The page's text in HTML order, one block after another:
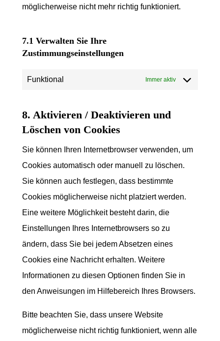
möglicherweise nicht mehr richtig funktioniert.
7.1 Verwalten Sie Ihre
Zustimmungseinstellungen
Funktional Immer aktiv
8. Aktivieren / Deaktivieren und
Löschen von Cookies
Sie können Ihren Internetbrowser verwenden, um
Cookies automatisch oder manuell zu löschen.
Sie können auch festlegen, dass bestimmte
Cookies möglicherweise nicht platziert werden.
Eine weitere Möglichkeit besteht darin, die
Einstellungen Ihres Internetbrowsers so zu
ändern, dass Sie bei jedem Absetzen eines
Cookies eine Nachricht erhalten. Weitere
Informationen zu diesen Optionen finden Sie in
den Anweisungen im Hilfebereich Ihres Browsers.
Bitte beachten Sie, dass unsere Website
möglicherweise nicht richtig funktioniert, wenn alle